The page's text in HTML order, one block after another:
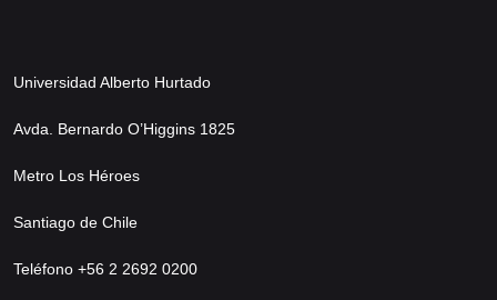
Universidad Alberto Hurtado
Avda. Bernardo O’Higgins 1825
Metro Los Héroes
Santiago de Chile
Teléfono +56 2 2692 0200